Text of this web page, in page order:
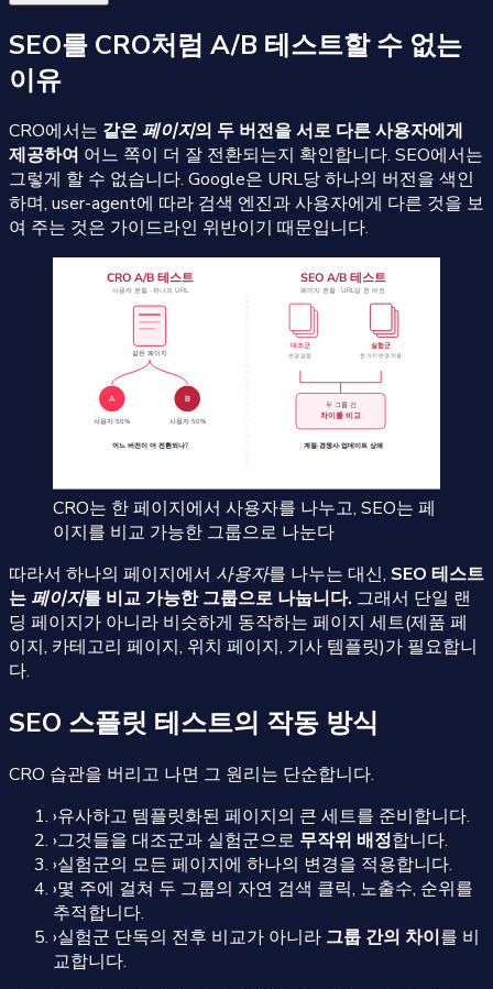
SEO를 CRO처럼 A/B 테스트할 수 없는
이유
CRO에서는 같은 페이지의 두 버전을 서로 다른 사용자에게
제공하여 어느 쪽이 더 잘 전환되는지 확인합니다. SEO에서는
그렇게 할 수 없습니다. Google은 URL당 하나의 버전을 색인
하며, user-agent에 따라 검색 엔진과 사용자에게 다른 것을 보
여 주는 것은 가이드라인 위반이기 때문입니다.
CRO는 한 페이지에서 사용자를 나누고, SEO는 페
이지를 비교 가능한 그룹으로 나눈다
따라서 하나의 페이지에서 사용자를 나누는 대신, SEO 테스트
는 페이지를 비교 가능한 그룹으로 나눕니다. 그래서 단일 랜
딩 페이지가 아니라 비슷하게 동작하는 페이지 세트(제품 페
이지, 카테고리 페이지, 위치 페이지, 기사 템플릿)가 필요합니
다.
SEO 스플릿 테스트의 작동 방식
CRO 습관을 버리고 나면 그 원리는 단순합니다.
›유사하고 템플릿화된 페이지의 큰 세트를 준비합니다.
›그것들을 대조군과 실험군으로 무작위 배정합니다.
›실험군의 모든 페이지에 하나의 변경을 적용합니다.
›몇 주에 걸쳐 두 그룹의 자연 검색 클릭, 노출수, 순위를
추적합니다.
›실험군 단독의 전후 비교가 아니라 그룹 간의 차이를 비
교합니다.